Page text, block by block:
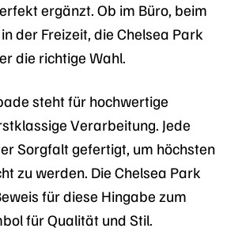
ergänzt. Ob im Büro, beim
der Freizeit, die Chelsea Park
die richtige Wahl.
steht für hochwertige
Verarbeitung. Jede
Sorgfalt gefertigt, um höchsten
zu werden. Die Chelsea Park
für diese Hingabe zum
für Qualität und Stil.